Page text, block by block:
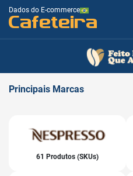
Dados do E-commerce
Cafeteira
Principais Marcas
61 Produtos (SKUs)